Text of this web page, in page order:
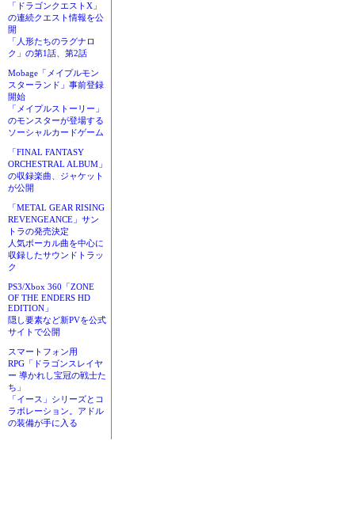
「ドラゴンクエストX」
の連続クエスト情報を公
開
「人形たちのラグナロ
ク」の第1話、第2話
Mobage「メイプルモン
スターランド」事前登録
開始
「メイプルストーリー」
のモンスターが登場する
ソーシャルカードゲーム
「FINAL FANTASY
ORCHESTRAL ALBUM」
の収録楽曲、ジャケット
が公開
「METAL GEAR RISING
REVENGEANCE」サン
トラの発売決定
人気ボーカル曲を中心に
収録したサウンドトラッ
ク
PS3/Xbox 360「ZONE
OF THE ENDERS HD
EDITION」
隠し要素など新PVを公式
サイトで公開
スマートフォン用
RPG「ドラゴンスレイヤ
ー 導かれし宝冠の戦士た
ち」
「イース」シリーズとコ
ラボレーション。アドル
の装備が手に入る